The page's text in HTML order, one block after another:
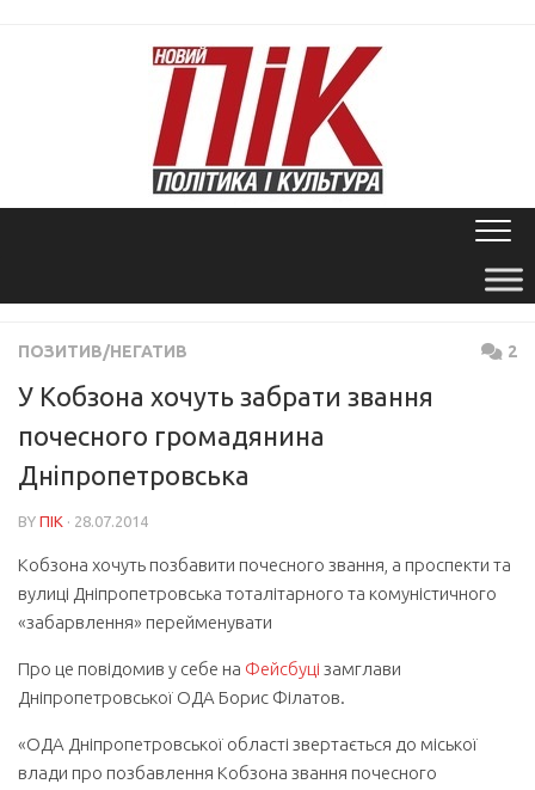
ПОЗИТИВ/НЕГАТИВ 2
У Кобзона хочуть забрати звання
почесного громадянина
Дніпропетровська
BY ПІК · 28.07.2014
Кобзона хочуть позбавити почесного звання, а проспекти та
вулиці Дніпропетровська тоталітарного та комуністичного
«забарвлення» перейменувати
Про це повідомив у себе на Фейсбуці замглави
Дніпропетровської ОДА Борис Філатов.
«ОДА Дніпропетровської області звертається до міської
влади про позбавлення Кобзона звання почесного